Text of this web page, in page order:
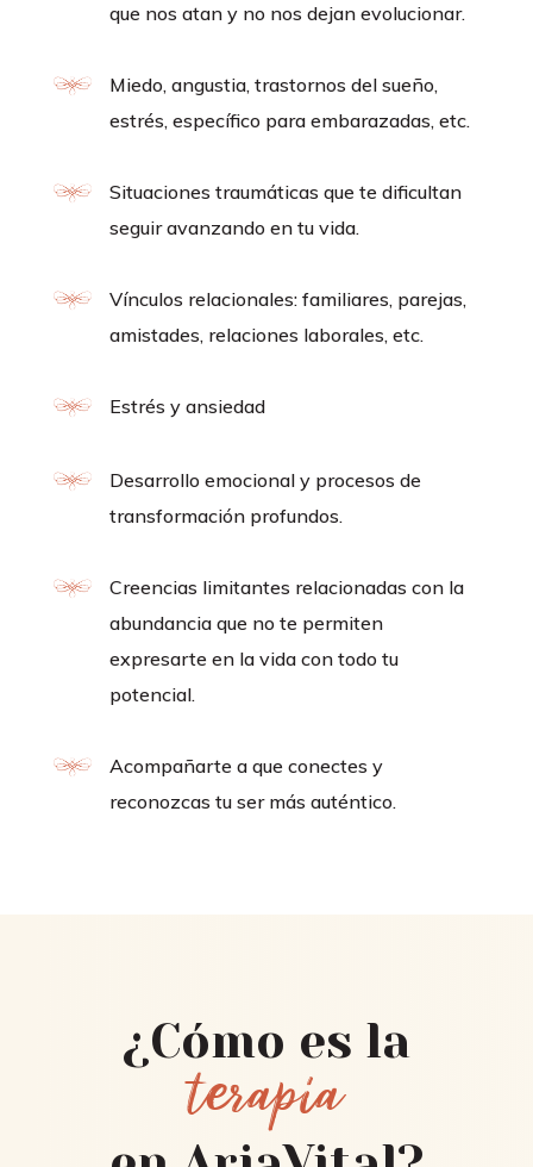
que nos atan y no nos dejan evolucionar.
Miedo, angustia, trastornos del sueño,
estrés, específico para embarazadas, etc.
Situaciones traumáticas que te dificultan
seguir avanzando en tu vida.
Vínculos relacionales: familiares, parejas,
amistades, relaciones laborales, etc.
Estrés y ansiedad
Desarrollo emocional y procesos de
transformación profundos.
Creencias limitantes relacionadas con la
abundancia que no te permiten
expresarte en la vida con todo tu
potencial.
Acompañarte a que conectes y
reconozcas tu ser más auténtico.
¿Cómo es la
terapia